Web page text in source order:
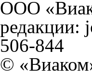
ООО
редакции:
506-844
©